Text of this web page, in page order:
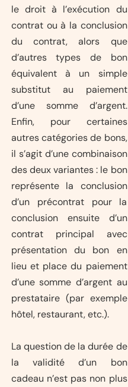
le droit à l’exécution du
contrat ou à la conclusion
du contrat, alors que
d’autres types de bon
équivalent à un simple
substitut au paiement
d’une somme d’argent.
Enfin, pour certaines
autres catégories de bons,
il s’agit d’une combinaison
des deux variantes : le bon
représente la conclusion
d’un précontrat pour la
conclusion ensuite d’un
contrat principal avec
présentation du bon en
lieu et place du paiement
d’une somme d’argent au
prestataire (par exemple
hôtel, restaurant, etc.).
La question de la durée de
la validité d’un bon
cadeau n’est pas non plus